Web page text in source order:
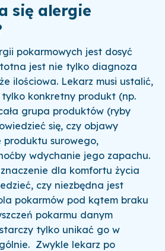
się alergie
pokarmowych jest dosyć
jest nie tylko diagnoza
ilościowa. Lekarz musi ustalić,
konkretny produkt (np.
grupa produktów (ryby
się, czy objawy
produktu surowego,
wdychanie jego zapachu.
dla komfortu życia
czy niezbędna jest
pokarmów pod kątem braku
pokarmu danym
tylko unikać go w
Zwykle lekarz po